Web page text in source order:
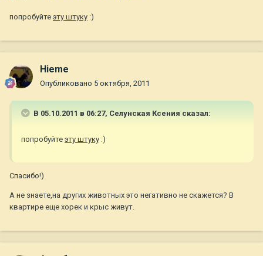
попробуйте эту штуку :)
Hieme
Опубликовано 5 октября, 2011
В 05.10.2011 в 06:27, Селунская Ксения сказал:
попробуйте эту штуку :)
Спасибо!)
А не знаете,на других животных это негативно не скажется? В
квартире еще хорек и крыс живут.